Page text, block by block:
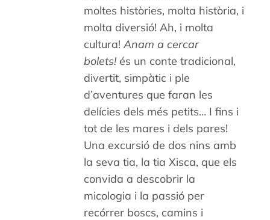
moltes històries, molta història, i
molta diversió! Ah, i molta
cultura!Anam a cercar
bolets! és un conte tradicional,
divertit, simpàtic i ple
d’aventures que faran les
delícies dels més petits… I fins i
tot de les mares i dels pares!
Una excursió de dos nins amb
la seva tia, la tia Xisca, que els
convida a descobrir la
micologia i la passió per
recórrer boscs, camins i